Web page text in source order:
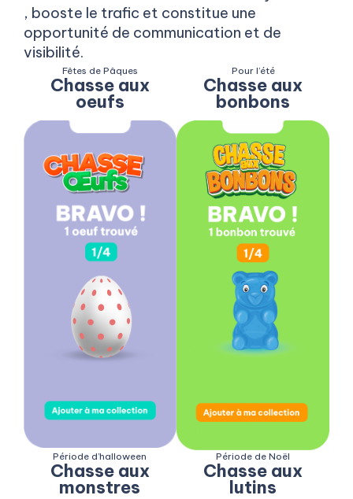
, booste le trafic et constitue une
opportunité de communication et de
visibilité.
Fêtes de Pâques
Chasse aux
oeufs
Pour l’été
Chasse aux
bonbons
Période d’halloween
Chasse aux
monstres
Période de Noël
Chasse aux
lutins